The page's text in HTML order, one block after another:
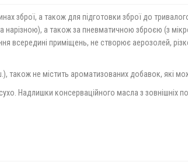
зброї, а також для підготовки зброї до тривалого
а також за пневматичною зброєю (з
всередині приміщень, не створює аерозолей,
не містить ароматизованих добавок, які
Надлишки консерваційного масла з зовнішніх